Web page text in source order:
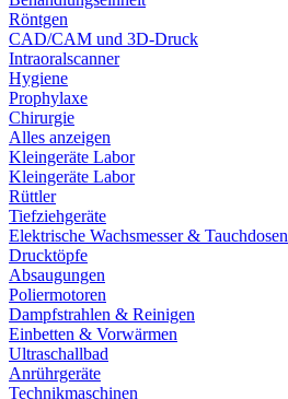
Röntgen
CAD/CAM und 3D-Druck
Intraoralscanner
Hygiene
Prophylaxe
Chirurgie
Alles anzeigen
Kleingeräte Labor
Kleingeräte Labor
Rüttler
Tiefziehgeräte
Elektrische Wachsmesser & Tauchdosen
Drucktöpfe
Absaugungen
Poliermotoren
Dampfstrahlen & Reinigen
Einbetten & Vorwärmen
Ultraschallbad
Anrührgeräte
Technikmaschinen